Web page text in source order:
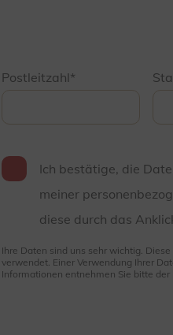
Postleitzahl
Ich bestätige, die
meiner
diese durch das
Ihre Daten sind uns sehr wichtig.
verwendet. Einer Verwendung Ihrer
Informationen entnehmen Sie bitte der